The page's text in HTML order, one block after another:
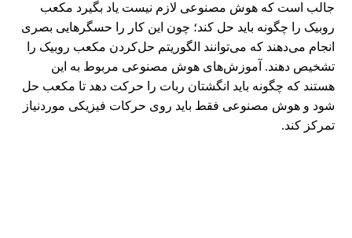
جالب است که هوش مصنوعی لازم نیست یاد بگیرد مکعب
روبیک را چگونه باید حل کند؛ چون این کار را حسگرهایی بصری
انجام می‌دهند که می‌توانند الگوریتم حل‌کردن مکعب روبیک را
تشخیص دهند. آموزش‌های هوش مصنوعی مربوط به این
هستند که چگونه باید انگشتان ربات را حرکت دهد تا مکعب حل
شود و هوش مصنوعی فقط باید روی حرکات فیزیکی موردنیاز
تمرکز کند.